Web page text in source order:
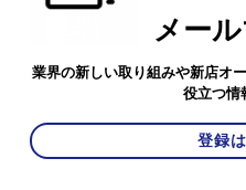
メー
業界の新しい取り組みや新店オ
役立つ情
登録